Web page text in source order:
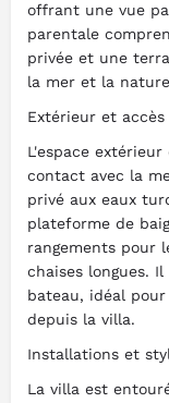
offrant une vue
parentale
privée et une
la mer et la
Extérieur et
L'espace
contact avec la
privé aux eaux
plateforme de
rangements pour
chaises longues.
bateau, idéal
depuis la villa.
Installations et
La villa est